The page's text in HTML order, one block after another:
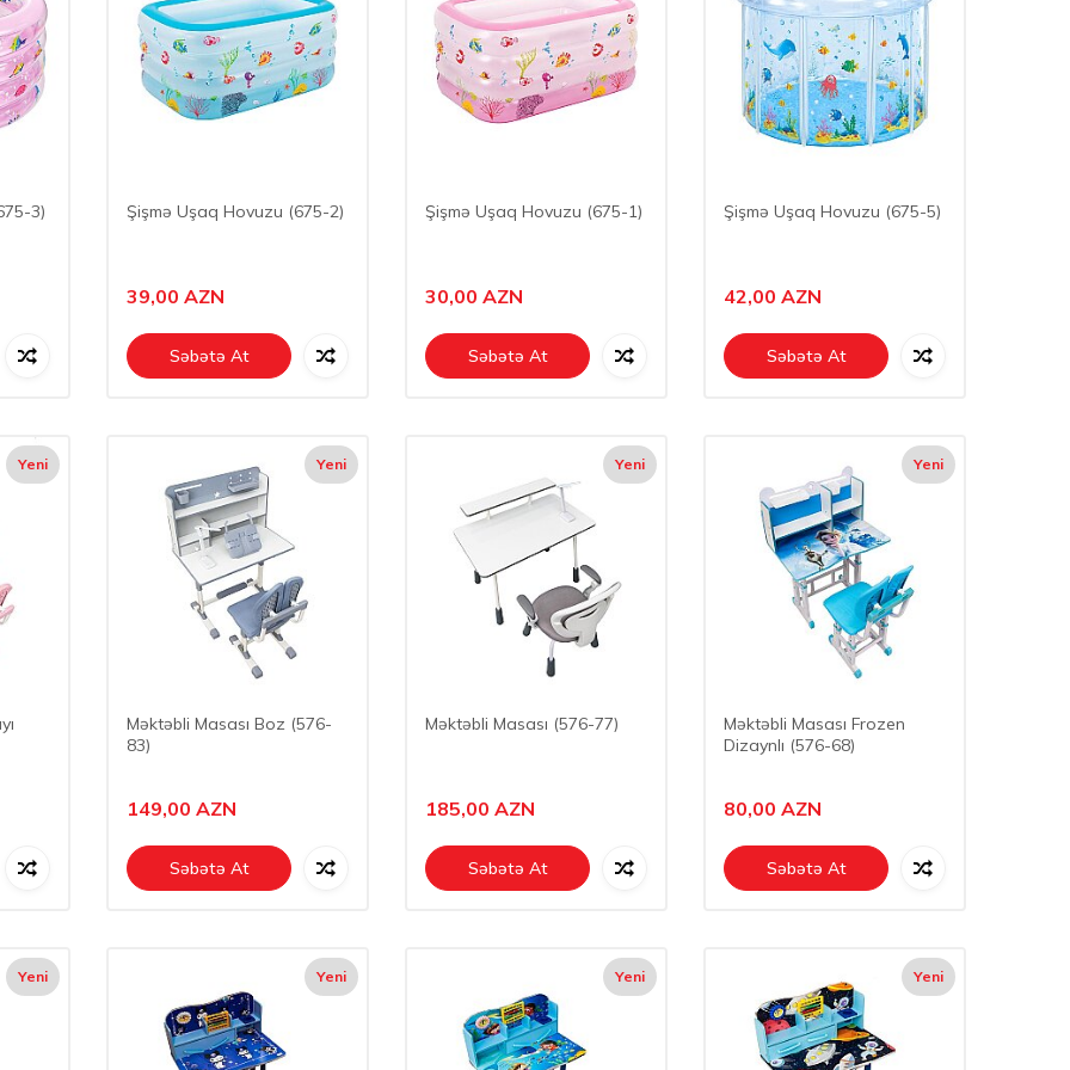
3) Şişmə Uşaq Hovuzu (675-2)
39,00 AZN
Səbətə At
Şişmə Uşaq Hovuzu (675-1)
30,00 AZN
Səbətə At
Şişmə Uşaq Hovuzu (675-5)
42,00 AZN
Səbətə At
Yeni Yeni
Məktəbli Masası Boz (576-
83)
149,00 AZN
Səbətə At
Yeni
Məktəbli Masası (576-77)
185,00 AZN
Səbətə At
Yeni
Məktəbli Masası Frozen
Dizaynlı (576-68)
80,00 AZN
Səbətə At
Yeni Yeni Yeni Yeni